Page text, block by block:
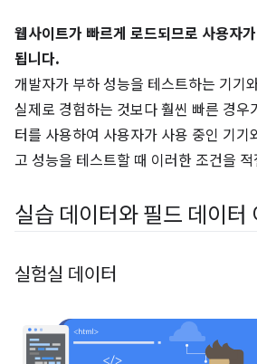
웹사이트가 빠르게 로드되므로 사용자
됩니다.
개발자가 부하 성능을 테스트하는 기기
실제로 경험하는 것보다 훨씬 빠른 경우
터를 사용하여 사용자가 사용 중인 기기
고 성능을 테스트할 때 이러한 조건을
실습 데이터와 필드 데이터
실험실 데이터